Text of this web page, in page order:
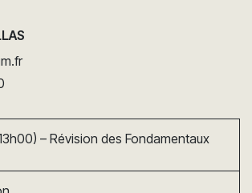
– Révision des Fondamentaux